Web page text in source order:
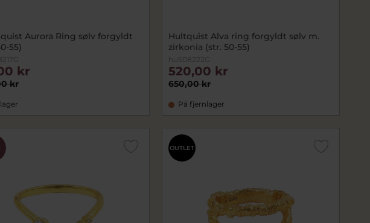
Aurora Ring sølv forgyldt
55)
kr
kr
Hultquist Alva ring forgyldt sølv m.
zirkonia (str. 50-55)
huS08222G
650,00 kr
520,00 kr
På fjernlager
OUTLET